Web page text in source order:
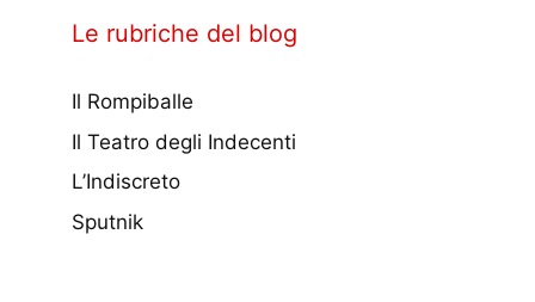
Le rubriche del blog
Il Rompiballe
Il Teatro degli Indecenti
L’Indiscreto
Sputnik